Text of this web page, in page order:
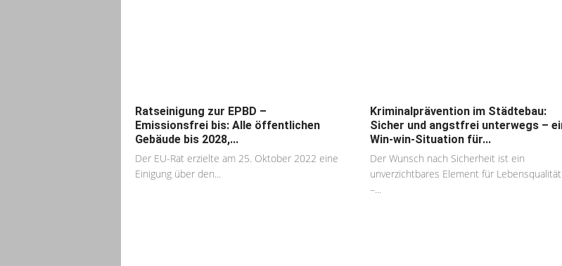
Ratseinigung zur EPBD –
Emissionsfrei bis: Alle öffentlichen
Gebäude bis 2028,...
Der EU-Rat erzielte am 25. Oktober 2022 eine
Einigung über den...
Kriminalprävention im Städtebau:
Sicher und angstfrei unterwegs –
Win-win-Situation für...
Der Wunsch nach Sicherheit ist ein
unverzichtbares Element für Lebensqualität
–...